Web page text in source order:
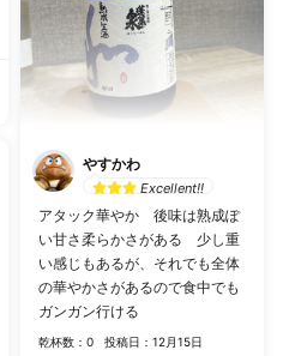
やすかわ
Excellent!!
アタック華やか 後味は熟成ぽ
い甘さ柔らかさがある 少し重
い感じもあるが、それでも全体
の華やかさがあるので食中でも
ガンガン行ける
乾杯数：0 投稿日：12月15日